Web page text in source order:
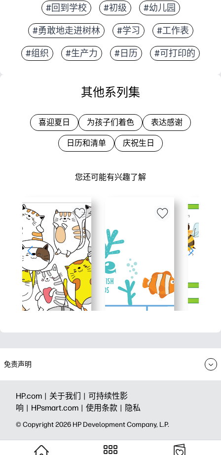
#回到学校 #初级 #幼儿园
#勇敢地走进树林 #学习 #工作表
#组织 #生产力 #日历 #可打印的
您还可能有兴趣了解
其他系列集
喜迎夏日 为孩子们着色 表达感谢
日历和清单 庆祝生日
免责声明
HP.com | 关于我们 | 可持续性影
响 | HPsmart.com | 使用条款 | 隐私
© Copyright 2026 HP Development Company, L.P.